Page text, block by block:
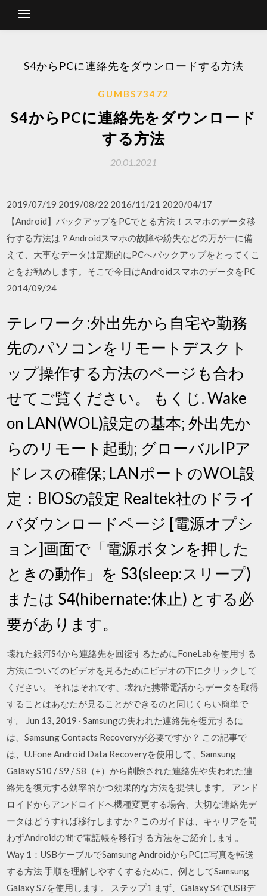
S4からPCに連絡先をダウンロードする方法
GUMBS73472
S4からPCに連絡先をダウンロード
する方法
20.01.2021
2019/07/19 2019/08/22 2016/11/21 2020/04/17
【Android】バックアップをPCでとる方法！スマホのデータ移
行する方法は？Androidスマホの故障や紛失などの万が一に備
えて、大事なデータは定期的にPCへバックアップをとってくこ
とをお勧めします。そこで今日はAndroidスマホのデータをPC
2014/09/24
テレワーク:外出先から自宅や勤務
先のパソコンをリモートデスクト
ップ操作する方法のページも合わ
せてご覧ください。 もくじ. Wake
on LAN(WOL)設定の基本; 外出先か
らのリモート起動; グローバルIPア
ドレスの確保; LANポートのWOL設
定：BIOSの設定 Realtek社のドライ
バダウンロードページ [電源オプシ
ョン]画面で「電源ボタンを押した
ときの動作」を S3(sleep:スリープ)
または S4(hibernate:休止) とする必
要があります。
壊れた銀河S4から連絡先を回復するためにFoneLabを使用する
方法についてのビデオを見るためにビデオの下にクリックして
ください。 それはそれです、壊れた携帯電話からデータを取得
することはあなたが見ることができるのと同じくらい簡単で
す。 Jun 13, 2019 · Samsungの失われた連絡先を復元するに
は、Samsung Contacts Recoveryが必要ですか？ この記事で
は、U.Fone Android Data Recoveryを使用して、Samsung
Galaxy S10 / S9 / S8（+）から削除された連絡先や失われた連
絡先を復元する効率的かつ効果的な方法を提供します。 アンド
ロイドからアンドロイドへ機種変更する場合、大切な連絡先デ
ータはどうすれば移行しますか？このガイドは、キャリアを問
わずAndroidの間で電話帳を移行する方法をご紹介します。
Way 1：USBケーブルでSamsung AndroidからPCに写真を転送
する方法 手順を理解しやすくするために、例としてSamsung
Galaxy S7を使用します。 ステップ1 まず、Galaxy S4でUSBデ